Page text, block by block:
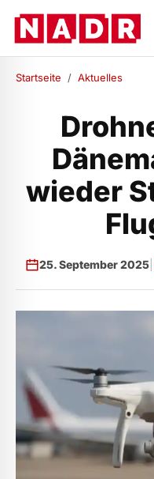
Startseite / Aktuelles
wieder
25. September 2025